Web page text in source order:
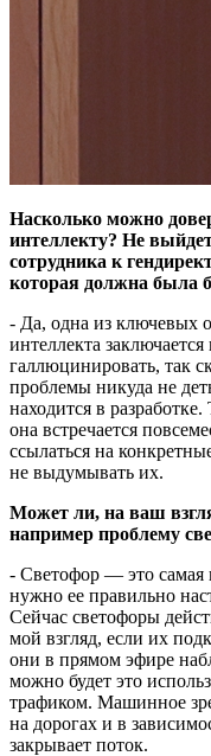
Насколько можно
интеллекту? Не
сотрудника к
которая должна была
- Да, одна из ключевых
интеллекта
галлюцинировать, так
проблемы никуда не
находится в
она встречается
ссылаться на
не выдумывать их.
Может ли, на ваш
например проблему
- Светофор — это самая
нужно ее правильно
Сейчас светофоры
мой взгляд, если их
они в прямом эфире
можно будет это
трафиком. Машинное
на дорогах и в
закрывает поток.